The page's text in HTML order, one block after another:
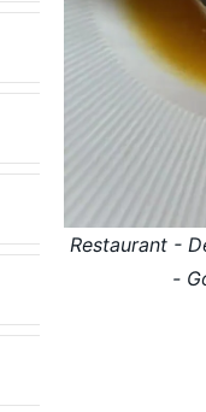
Restaurant -
-